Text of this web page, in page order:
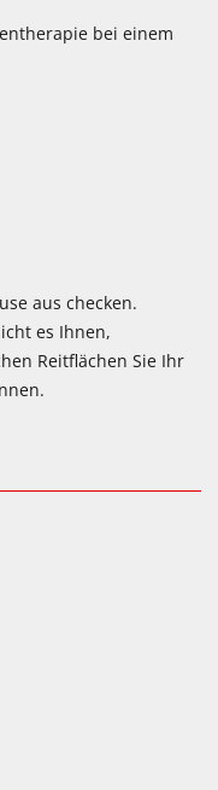
bei einem
aus checken.
es Ihnen,
Reitflächen Sie Ihr